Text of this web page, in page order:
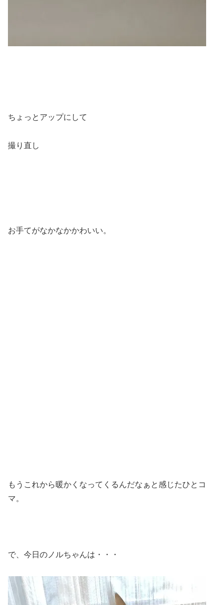
ちょっとアップにして
撮り直し
お手てがなかなかかわいい。
もうこれから暖かくなってくるんだなぁと感じたひとコ
マ。
で、今日のノルちゃんは・・・